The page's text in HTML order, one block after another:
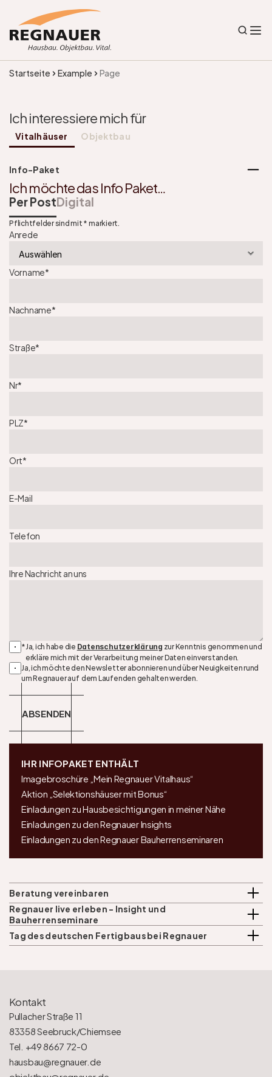
Startseite Example Page
Ich interessiere mich für
Vitalhäuser Objektbau
Info-Paket
Ich möchte das Info Paket…
Per PostDigital
Pflichtfelder sind mit * markiert.
Anrede
Vorname*
Nachname*
Straße*
Nr*
PLZ*
Ort*
E-Mail
Telefon
Ihre Nachricht an uns
*Ja, ich habe die Datenschutzerklärung zur Kenntnis genommen und
erkläre mich mit der Verarbeitung meiner Daten einverstanden.
Ja, ich möchte den Newsletter abonnieren und über Neuigkeiten rund
um Regnauer auf  dem Laufenden gehalten werden.
ABSENDEN
IHR INFOPAKET ENTHÄLT
Imagebroschüre „Mein Regnauer Vitalhaus“
Aktion „Selektionshäuser mit Bonus“
Einladungen zu Hausbesichtigungen in meiner Nähe
Einladungen zu den Regnauer Insights
Einladungen zu den Regnauer Bauherrenseminaren
Beratung vereinbaren
Regnauer live erleben - Insight und
Bauherrenseminare
Tag des deutschen Fertigbaus bei Regnauer
Kontakt
Pullacher Straße 11
83358 Seebruck/Chiemsee
Tel. +49 8667 72-0
hausbau@regnauer.de